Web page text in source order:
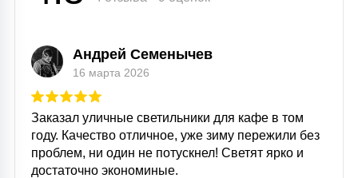
Андрей Семенычев
16 марта 2026
Заказал уличные светильники для кафе в том
году. Качество отличное, уже зиму пережили без
проблем, ни один не потускнел! Светят ярко и
достаточно экономиные.